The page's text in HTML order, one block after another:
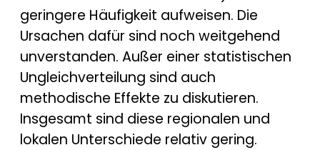
geringere Häufigkeit aufweisen. Die
Ursachen dafür sind noch weitgehend
unverstanden. Außer einer statistischen
Ungleichverteilung sind auch
methodische Effekte zu diskutieren.
Insgesamt sind diese regionalen und
lokalen Unterschiede relativ gering.